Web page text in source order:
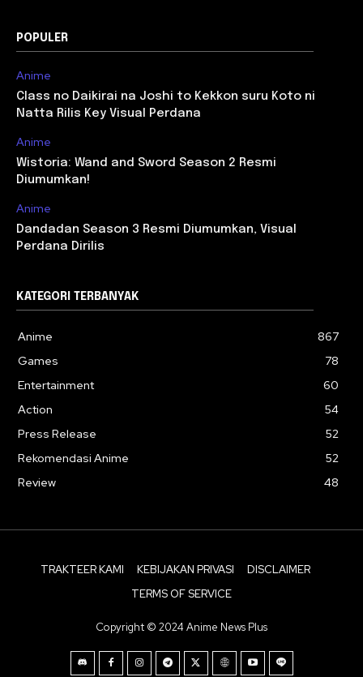
POPULER
Anime
Class no Daikirai na Joshi to Kekkon suru Koto ni
Natta Rilis Key Visual Perdana
Anime
Wistoria: Wand and Sword Season 2 Resmi
Diumumkan!
Anime
Dandadan Season 3 Resmi Diumumkan, Visual
Perdana Dirilis
KATEGORI TERBANYAK
Anime
867
Games
78
Entertainment
60
Action
54
Press Release
52
Rekomendasi Anime
52
Review
48
TRAKTEER KAMI KEBIJAKAN PRIVASI
DISCLAIMER
TERMS OF SERVICE
Copyright © 2024 Anime News Plus